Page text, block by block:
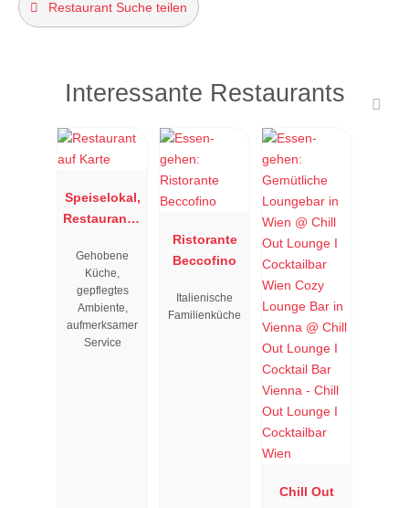
Restaurant Suche teilen
Interessante Restaurants
Speiselokal,
Restaurant "
"
Gehobene
Küche,
gepflegtes
Ambiente,
aufmerksamer
Service
Ristorante
Beccofino
Italienische
Familienküche
Chill Out